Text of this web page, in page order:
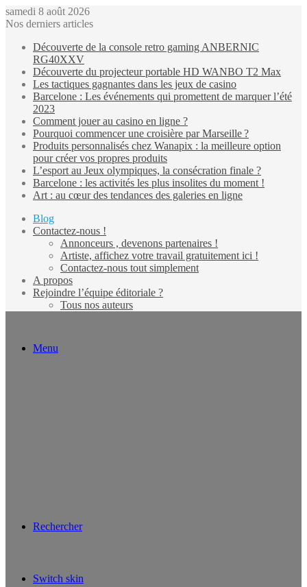
samedi 8 août 2026
Nos derniers articles
Découverte de la console retro gaming ANBERNIC
RG40XXV
Découverte du projecteur portable HD WANBO T2 Max
Les tactiques gagnantes dans les jeux de casino
Barcelone : Les événements qui promettent de marquer l’été
2023
Comment jouer au casino en ligne ?
Pourquoi commencer une croisière par Marseille ?
Produits personnalisés chez Wanapix : la meilleure option
pour créer vos propres produits
L’esport au Jeux olympiques, la consécration finale ?
Barcelone : les activités les plus insolites du moment !
Art : au cœur des tendances des galeries en ligne
Blog
Contactez-nous !
Annonceurs , devenons partenaires !
Artiste, affichez votre travail gratuitement ici !
Contactez-nous tout simplement
A propos
Rejoindre l’équipe éditoriale ?
Tous nos auteurs
Menu
Rechercher
Switch skin